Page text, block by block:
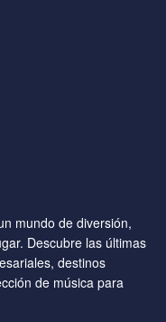
mundo de diversión,
Descubre las últimas
destinos
de música para